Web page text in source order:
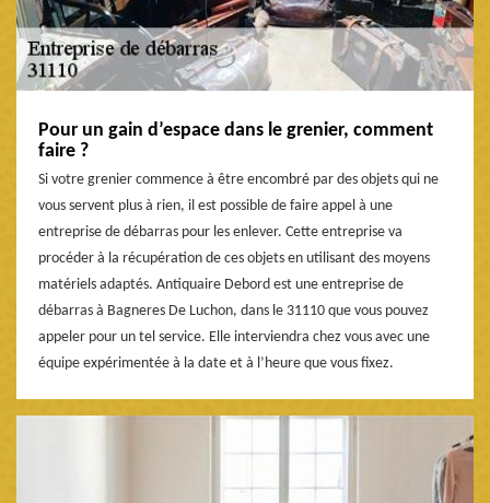
Pour un gain d’espace dans le grenier, comment
faire ?
Si votre grenier commence à être encombré par des objets qui ne
vous servent plus à rien, il est possible de faire appel à une
entreprise de débarras pour les enlever. Cette entreprise va
procéder à la récupération de ces objets en utilisant des moyens
matériels adaptés. Antiquaire Debord est une entreprise de
débarras à Bagneres De Luchon, dans le 31110 que vous pouvez
appeler pour un tel service. Elle interviendra chez vous avec une
équipe expérimentée à la date et à l’heure que vous fixez.